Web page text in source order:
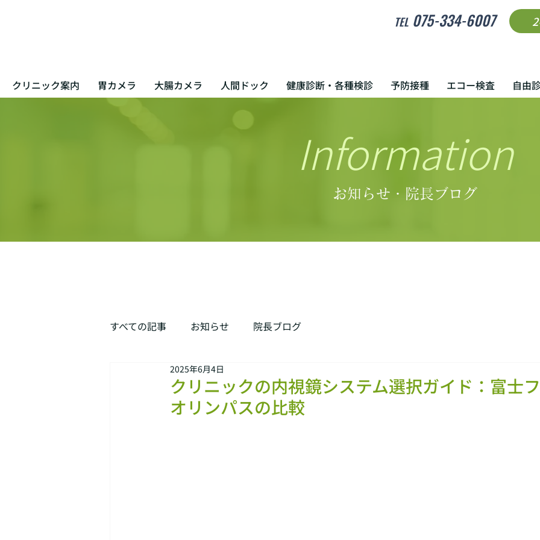
TEL 075-334-6007
クリニック案内 胃カメラ 大腸カメラ 人間ドック 健康診断・各種検診 予防接種 エコー検査 自由
Information
お知らせ・院長ブログ
すべての記事 お知らせ 院長ブログ
クリニックの内視鏡システム選択ガイド：富士
オリンパスの比較
2025年6月4日